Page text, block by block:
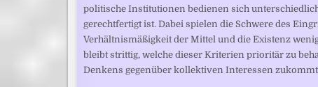
politische Institutionen bedienen sich
gerechtfertigt ist. Dabei spielen die Schwere des
Verhältnismäßigkeit der Mittel und die Existenz
bleibt strittig, welche dieser Kriterien prioritär zu
Denkens gegenüber kollektiven Interessen